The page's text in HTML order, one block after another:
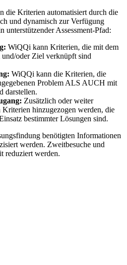
die Kriterien automatisiert durch die
und dynamisch zur Verfügung
unterstützender Assessment-Pfad:
WiQQi kann Kriterien, die mit dem
und/oder Ziel verknüpft sind
WiQQi kann die Kriterien, die
Problem ALS AUCH mit
darstellen.
Zusätzlich oder weiter
hinzugezogen werden, die
bestimmter Lösungen sind.
benötigten Informationen
werden. Zweitbesuche und
reduziert werden.